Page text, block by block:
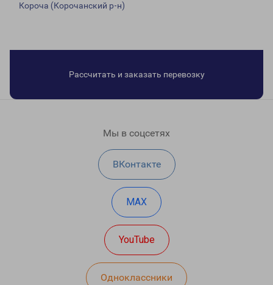
Короча (Корочанский р-н)
Рассчитать и заказать перевозку
Мы в соцсетях
ВКонтакте
MAX
YouTube
Одноклассники